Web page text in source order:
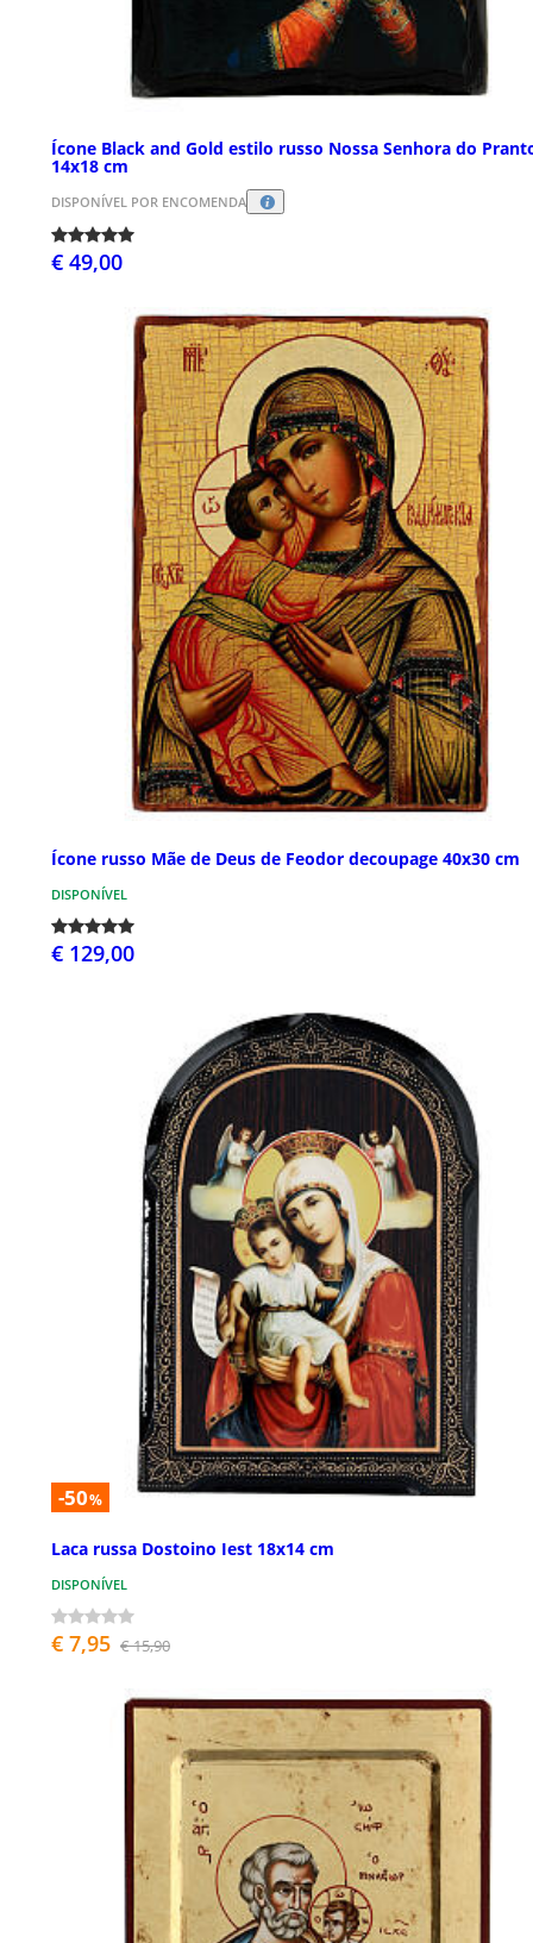
Ícone Black and Gold estilo russo Nossa Senhora do
14x18 cm
DISPONÍVEL POR ENCOMENDA
€ 49,00
Ícone russo Mãe de Deus de Feodor decoupage 40x30 cm
DISPONÍVEL
€ 129,00
-50%
Laca russa Dostoino Iest 18x14 cm
DISPONÍVEL
€ 7,95 € 15,90